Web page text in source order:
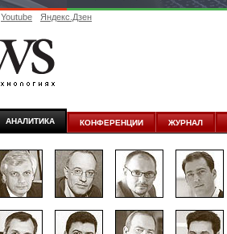
Youtube Яндекс.Дзен
АНАЛИТИКА КОНФЕРЕНЦИИ ЖУРНАЛ